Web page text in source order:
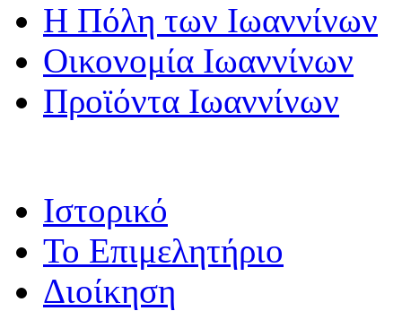
Η Πόλη των Ιωαννίνων
Οικονομία Ιωαννίνων
Προϊόντα Ιωαννίνων
Ιστορικό
Το Επιμελητήριο
Διοίκηση